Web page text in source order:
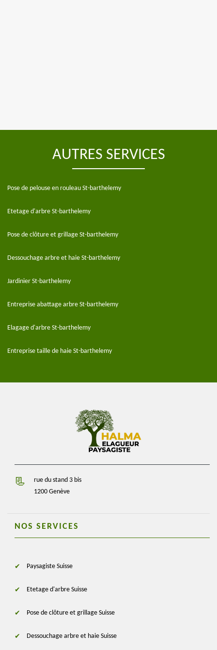
AUTRES SERVICES
Pose de pelouse en rouleau St-barthelemy
Etetage d'arbre St-barthelemy
Pose de clôture et grillage St-barthelemy
Dessouchage arbre et haie St-barthelemy
Jardinier St-barthelemy
Entreprise abattage arbre St-barthelemy
Elagage d'arbre St-barthelemy
Entreprise taille de haie St-barthelemy
rue du stand 3 bis
1200 Genève
NOS SERVICES
Paysagiste Suisse
Etetage d'arbre Suisse
Pose de clôture et grillage Suisse
Dessouchage arbre et haie Suisse